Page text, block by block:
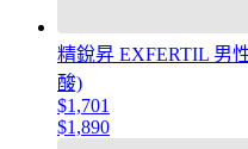
精銳昇 EXFERTIL 男
酸)
$1,701
$1,890